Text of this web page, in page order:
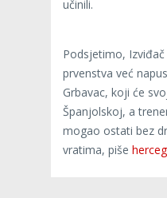
učinili.
Podsjetimo,
prvenstva već
Grbavac, koji će
Španjolskoj, a
mogao ostati bez
vratima, piše